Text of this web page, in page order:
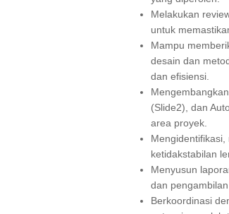
Melakukan
untuk
Mampu
desain dan
dan efisiensi.
(Slide2), dan
area proyek.
ketidakstabilan
Menyusun
dan
Berkoordinasi